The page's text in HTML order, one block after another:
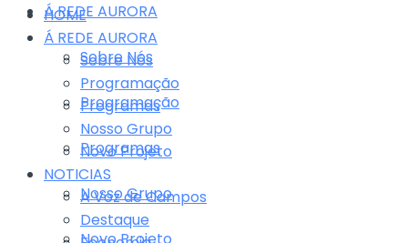
Á REDE AURORA
Sobre Nós
Programação
Programas
Nosso Grupo
HOME
Á REDE AURORA
Sobre Nós
Programação
Programas
Nosso Grupo
Novo Projeto
NOTICIAS
A Voz de Campos
Destaque